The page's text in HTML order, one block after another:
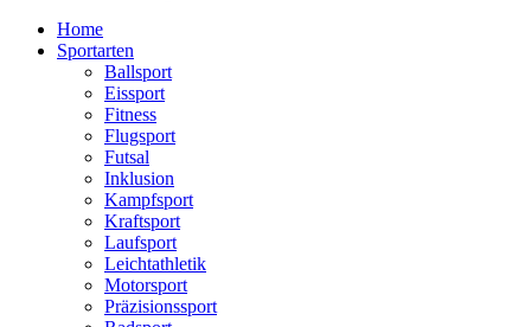
Home
Sportarten
Ballsport
Eissport
Fitness
Flugsport
Futsal
Inklusion
Kampfsport
Kraftsport
Laufsport
Leichtathletik
Motorsport
Präzisionssport